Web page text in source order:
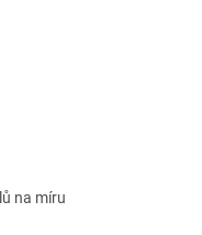
na míru